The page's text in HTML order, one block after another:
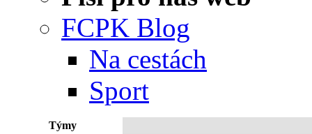
FCPK Blog
Na cestách
Sport
Týmy